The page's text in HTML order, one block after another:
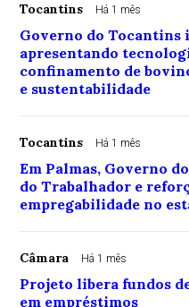
Tocantins Há 1 mês
Governo do Tocantins
apresentando
confinamento de
e sustentabilidade
Tocantins Há 1 mês
Em Palmas, Governo
do Trabalhador e
empregabilidade no
Câmara Há 1 mês
Projeto libera fundos
em empréstimos